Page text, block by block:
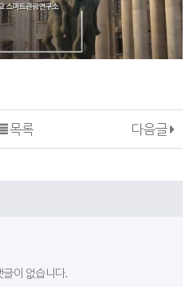
다음글
목록
글이 없습니다.